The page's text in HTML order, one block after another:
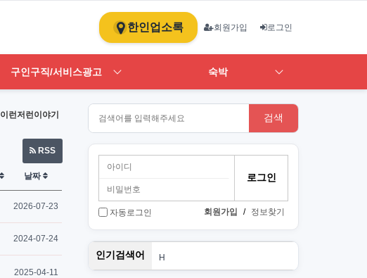
한인업소록 회원가입 로그인
구인구직/서비스광고 숙박
이런저런이야기
RSS
날짜
2026-07-23
2024-07-24
2025-04-11
검색
자동로그인 회원가입 / 정보찾기
인기검색어
H
1